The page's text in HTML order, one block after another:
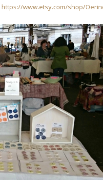
https://www.etsy.com/shop/